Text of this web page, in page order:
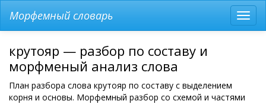
меню
Морфемный словарь
крутояр — разбор по составу и
морфменый анализ слова
План разбора слова крутояр по составу с выделением
корня и основы. Морфемный разбор со схемой и частями